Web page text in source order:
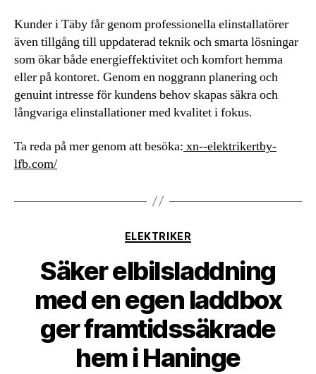
Kunder i Täby får genom professionella elinstallatörer
även tillgång till uppdaterad teknik och smarta lösningar
som ökar både energieffektivitet och komfort hemma
eller på kontoret. Genom en noggrann planering och
genuint intresse för kundens behov skapas säkra och
långvariga elinstallationer med kvalitet i fokus.
Ta reda på mer genom att besöka: xn--elektrikertby-
lfb.com/
Kategorier
ELEKTRIKER
Säker elbilsladdning
med en egen laddbox
ger framtidssäkrade
hem i Haninge